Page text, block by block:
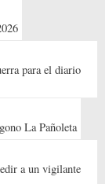
para el diario
La Pañoleta
a un vigilante